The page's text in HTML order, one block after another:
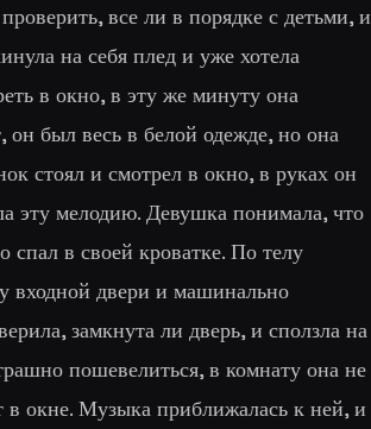
все ли в порядке с детьми, и
на себя плед и уже хотела
в окно, в эту же минуту она
он был весь в белой одежде, но она
стоял и смотрел в окно, в руках он
эту мелодию. Девушка понимала, что
спал в своей кроватке. По телу
входной двери и машинально
замкнута ли дверь, и сползла на
пошевелиться, в комнату она не
в окне. Музыка приближалась к ней, и